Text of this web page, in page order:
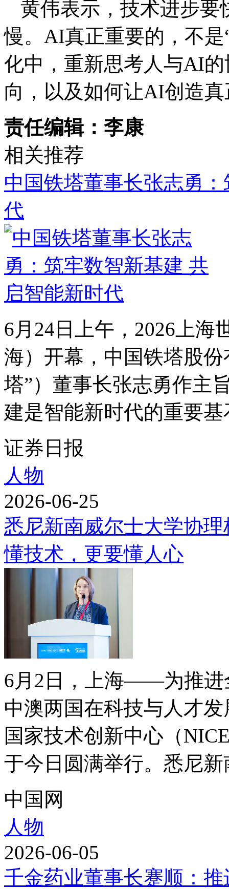
黄伟表示，技术进步要
慢。AI真正重要的，不
化中，重新思考人与AI
向，以及如何让AI创造
责任编辑：李康
相关推荐
中国铁塔董事长张志勇
代
6月24日上午，2026上海
海）开幕，中国铁塔股
塔”）董事长张志勇作主
建是智能新时代的重要
证券日报
人物
2026-06-25
悉尼新南威尔士大学协
懂技术，更要懂人心
6月2日，上海——为推进
中澳两国在科技与人才
国家技术创新中心（
于今日圆满举行。悉尼
中国网
人物
2026-06-05
千金药业董事长蹇顺：